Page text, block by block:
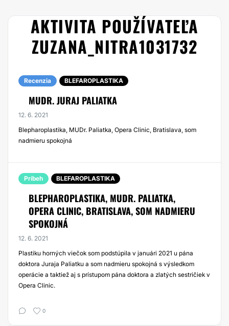
AKTIVITA POUŽÍVATEĽA
ZUZANA_NITRA1031732
Recenzia BLEFAROPLASTIKA
MUDR. JURAJ PALIATKA
12. 6. 2021
Blepharoplastika, MUDr. Paliatka, Opera Clinic, Bratislava, som
nadmieru spokojná
Príbeh BLEFAROPLASTIKA
BLEPHAROPLASTIKA, MUDR. PALIATKA,
OPERA CLINIC, BRATISLAVA, SOM NADMIERU
SPOKOJNÁ
12. 6. 2021
Plastiku horných viečok som podstúpila v januári 2021 u pána
doktora Juraja Paliatku a som nadmieru spokojná s výsledkom
operácie a taktiež aj s prístupom pána doktora a zlatých sestričiek v
Opera Clinic.
0